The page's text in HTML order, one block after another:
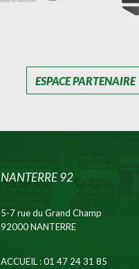
ESPACE PARTENAIRE
NANTERRE 92
5-7 rue du Grand Champ
92000 NANTERRE
ACCUEIL : 01 47 24 31 85